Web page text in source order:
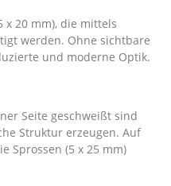
x 20 mm), die mittels
werden. Ohne sichtbare
und moderne Optik.
Seite geschweißt sind
Struktur erzeugen. Auf
Sprossen (5 x 25 mm)